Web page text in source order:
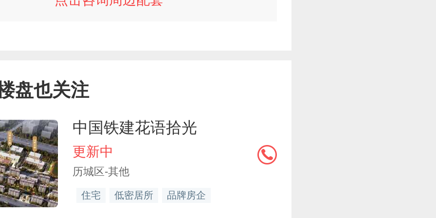
盘也关注
中国铁建花语拾光
更新中
历城区-其他
住宅 低密居所 品牌房企